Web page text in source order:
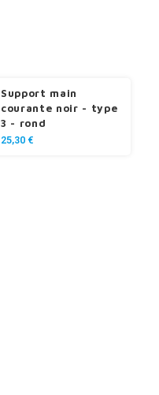
Support main
courante noir - type
3 - rond
25,30 €